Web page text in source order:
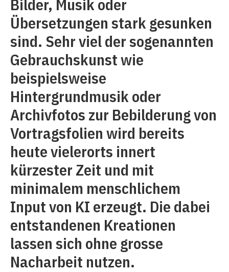
Bilder, Musik oder
Übersetzungen stark gesunken
sind. Sehr viel der sogenannten
Gebrauchskunst wie
beispielsweise
Hintergrundmusik oder
Archivfotos zur Bebilderung von
Vortragsfolien wird bereits
heute vielerorts innert
kürzester Zeit und mit
minimalem menschlichem
Input von KI erzeugt. Die dabei
entstandenen Kreationen
lassen sich ohne grosse
Nacharbeit nutzen.